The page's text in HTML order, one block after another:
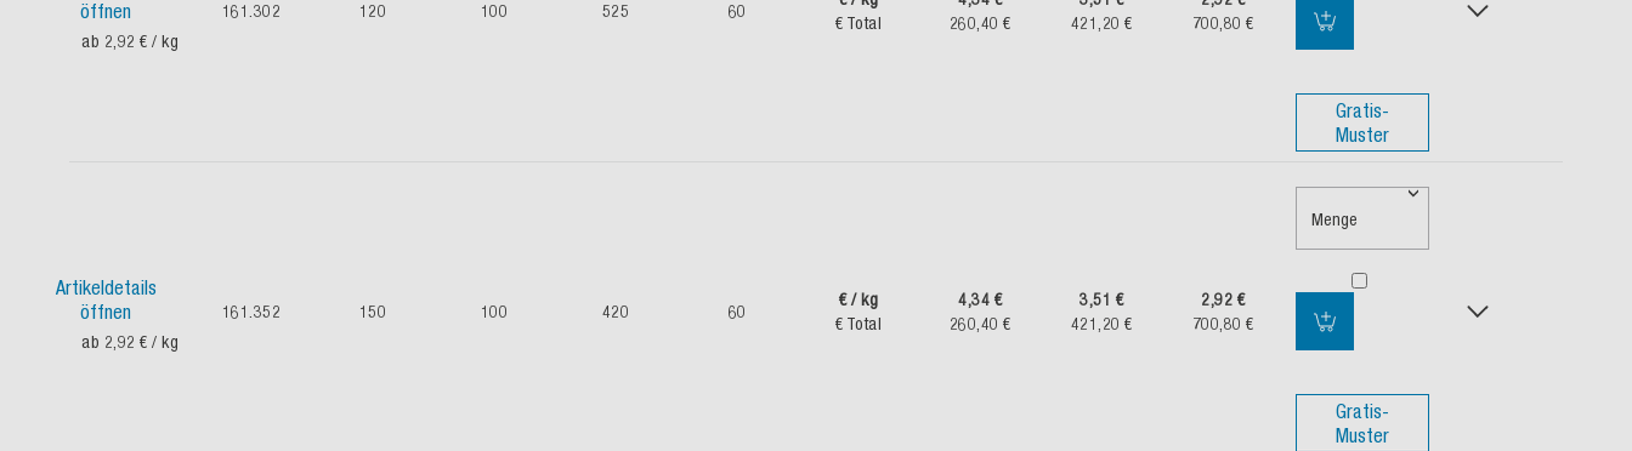
öffnen
ab 2,92 € / kg
161.302 120 100 525 60
€ Total
260,40 €
421,20 €
700,80 €
Gratis-
Muster
Artikeldetails
öffnen
ab 2,92 € / kg
161.352 150 100 420 60
€ / kg
€ Total
4,34 €
260,40 €
3,51 €
421,20 €
2,92 €
700,80 €
Menge
Gratis-
Muster